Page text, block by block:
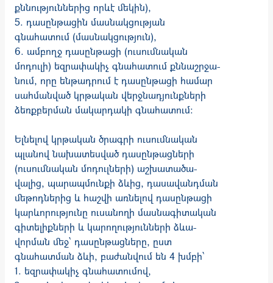
քննություններից որևէ մեկին),
5. դասընթացին մասնակցության
գնահատում (մասնակցություն),
6. ամբողջ դասընթացի (ուսումնական
մոդուլի) եզրափակիչ գնահատում քննա­շրջա­
նում, որը ենթադրում է դասընթացի համար
սահ­ման­ված կրթական վերջնադյունք­ների
ձեռքբերման մակարդակի գնահատում:
Ելնելով կրթական ծրագրի ուսումնական
պլանով նախատես­ված դաս­­­ըն­­թաց­ների
(ուսում­նական մոդուլների) աշխատածա­
վալից, պա­­­րապ­­մունքի ձևից, դասավանդ­ման
մեթոդներից և հաշվի առ­նե­լով դաս­ընթացի
կա­րևո­րու­թյունը ուսանողի մաս­նա­գի­տա­կան
գի­տելիք­նե­րի և կարողու­թյուն­ների ձևա­
վորման մեջ՝ դաս­ըն­թացները, ըստ
գնահատման ձևի, բաժանվում են 4 խմբի՝
1. եզրափակիչ գնահատումով,